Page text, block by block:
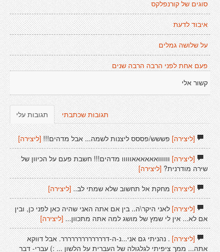
סוגים של קורנפלקס
איבוד לדעת
על שלושה גמלים
פעם אחת לפני הרבה הרבה שנים
קשור אלי
תגובות עלי תגובות שכתבתי
[ליצירה]פששש/פססס ליצנות לשמה... אבל מדהים!!! [ליצירה]
[ליצירה]וווווואאאאאאווווו מדהים!!! חשבת פעם על הכיוון של
שירה מודרנית? [ליצירה]
[ליצירה]מחקת אל תחשוב שלא שמתי לב..[ליצירה]
[ליצירה]לאני היקר\ה.. בין אם אתה האני שהיה כאן לפני כן, ובין
אם לא... אין לי שמץ של מושג למה אתה מתכוון... [ליצירה]
[ליצירה]. נהניתי גם אני...נ-ה-דררררררררררררר. אבל דווקא
אתה... ממך ציפיתי לגלגולה של העברית על הלשון ... :) עברי- דבר